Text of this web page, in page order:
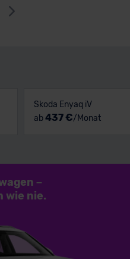
Skoda Enyaq iV
ab437 €/Monat
–
wie nie.